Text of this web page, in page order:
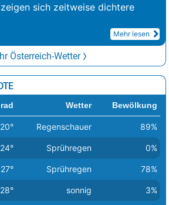
sich zeitweise dichtere
Mehr lesen
Österreich-Wetter
Wetter Bewölkung
20° Regenschauer 89%
24° Sprühregen 0%
27° Sprühregen 78%
28° sonnig 3%